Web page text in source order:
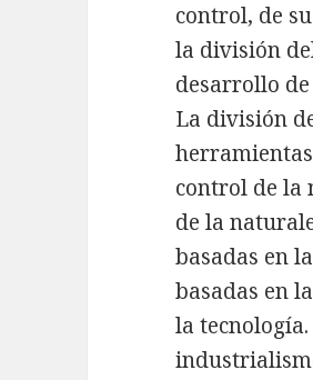
control, de
la división
desarrollo
La división
control de la
de la
basadas en
basadas en
la